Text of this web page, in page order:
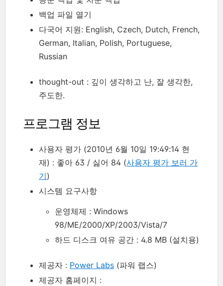
백업 파일 열기
다국어 지원: English, Czech, Dutch, French,
German, Italian, Polish, Portuguese,
Russian
thought-out : 깊이 생각하고 난, 잘 생각한,
주도한.
프로그램 정보
사용자 평가 (2010년 6월 10일 19:49:14 현
재) : 좋아 63 / 싫어 84 (사용자 평가 보러 가
기)
시스템 요구사항
운영체제 : Windows
98/ME/2000/XP/2003/Vista/7
하드 디스크 여유 공간 : 4.8 MB (설치용)
제공자 : Power Labs (파워 랩스)
제공자 홈페이지 :